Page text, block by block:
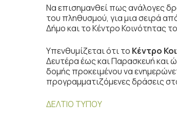
Να επισημανθεί πως ανάλογες
του πληθυσμού, για μια σειρά
Δήμο και το Κέντρο Κοινότητας
Υπενθυμίζεται ότι το Κέντρο
Δευτέρα έως και Παρασκευή και
δομής προκειμένου να
προγραμματιζόμενες δράσεις
ΔΕΛΤΙΟ ΤΥΠΟΥ